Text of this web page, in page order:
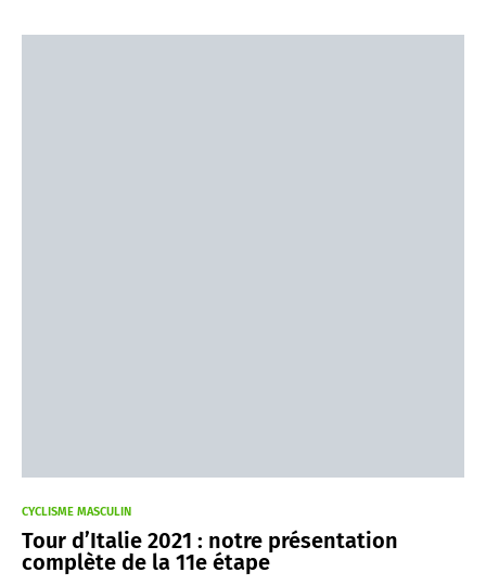
CYCLISME MASCULIN
Tour d’Italie 2021 : notre présentation
complète de la 11e étape